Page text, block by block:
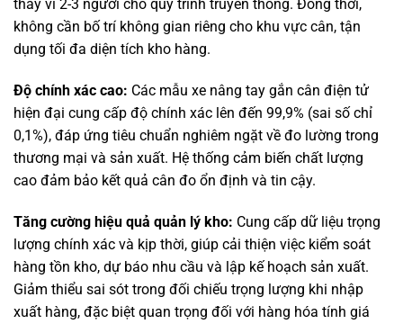
thay vì 2-3 người cho quy trình truyền thống. Đồng thời,
không cần bố trí không gian riêng cho khu vực cân, tận
dụng tối đa diện tích kho hàng.
Độ chính xác cao: Các mẫu xe nâng tay gắn cân điện tử
hiện đại cung cấp độ chính xác lên đến 99,9% (sai số chỉ
0,1%), đáp ứng tiêu chuẩn nghiêm ngặt về đo lường trong
thương mại và sản xuất. Hệ thống cảm biến chất lượng
cao đảm bảo kết quả cân đo ổn định và tin cậy.
Tăng cường hiệu quả quản lý kho: Cung cấp dữ liệu trọng
lượng chính xác và kịp thời, giúp cải thiện việc kiểm soát
hàng tồn kho, dự báo nhu cầu và lập kế hoạch sản xuất.
Giảm thiểu sai sót trong đối chiếu trọng lượng khi nhập
xuất hàng, đặc biệt quan trọng đối với hàng hóa tính giá